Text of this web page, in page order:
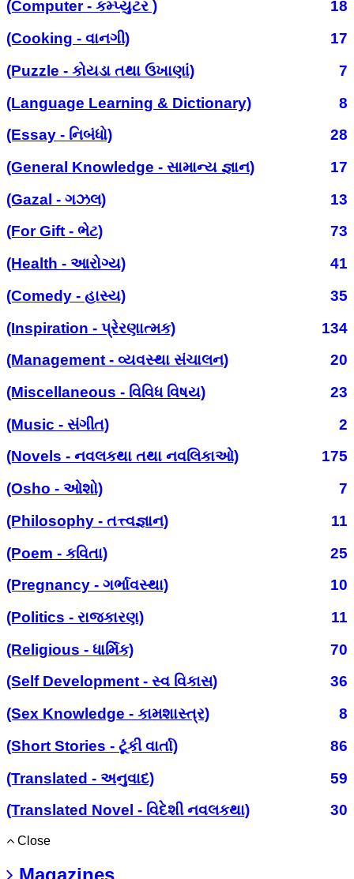
(Computer - કમ્પ્યુટર )
18
(Cooking - વાનગી)
17
(Puzzle - કોયડા તથા ઉખાણાં)
7
(Language Learning & Dictionary)
8
(Essay - નિબંધો)
28
(General Knowledge - સામાન્ય જ્ઞાન)
17
(Gazal - ગઝલ)
13
(For Gift - ભેટ)
73
(Health - આરોગ્ય)
41
(Comedy - હાસ્ય)
35
(Inspiration - પ્રેરણાત્મક)
134
(Management - વ્યવસ્થા સંચાલન)
20
(Miscellaneous - વિવિધ વિષય)
23
(Music - સંગીત)
2
(Novels - નવલકથા તથા નવલિકાઓ)
175
(Osho - ઓશો)
7
(Philosophy - તત્ત્વજ્ઞાન)
11
(Poem - કવિતા)
25
(Pregnancy - ગર્ભાવસ્થા)
10
(Politics - રાજકારણ)
11
(Religious - ધાર્મિક)
70
(Self Development - સ્વ વિકાસ)
36
(Sex Knowledge - કામશાસ્ત્ર)
8
(Short Stories - ટૂંકી વાર્તા)
86
(Translated - અનુવાદ)
59
(Translated Novel - વિદેશી નવલકથા)
30
Close
Magazines